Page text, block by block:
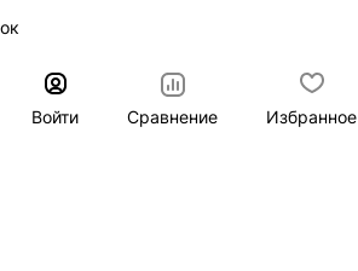
Войти
Сравнение Избранное